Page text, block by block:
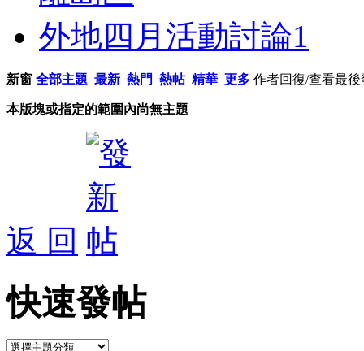
外地四月活動討論1
新窗 全部主題 最新 熱門 熱帖 精華 更多 作者回復/查看最後
本版塊或指定的範圍內尚無主題
返 回
快速發帖